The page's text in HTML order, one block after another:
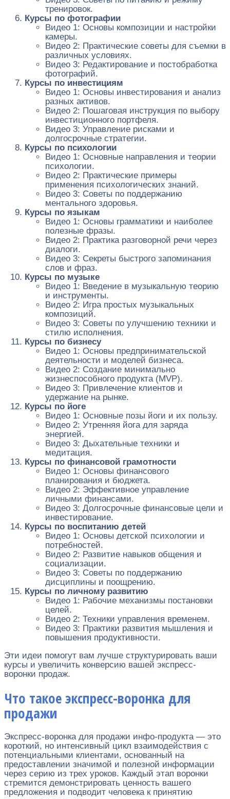
тренировок.
Курсы по фотографии
Видео 1: Основы композиции и настройки
камеры.
Видео 2: Практические советы для съемки в
различных условиях.
Видео 3: Редактирование и постобработка
фотографий.
Курсы по инвестициям
Видео 1: Основы инвестирования и анализ
разных активов.
Видео 2: Пошаговая инструкция по выбору
инвестиционного портфеля.
Видео 3: Управление рисками и
долгосрочные стратегии.
Курсы по психологии
Видео 1: Основные направления и теории
психологии.
Видео 2: Практические примеры
применения психологических знаний.
Видео 3: Советы по поддержанию
ментального здоровья.
Курсы по языкам
Видео 1: Основы грамматики и наиболее
полезные фразы.
Видео 2: Практика разговорной речи через
диалоги.
Видео 3: Секреты быстрого запоминания
слов и фраз.
Курсы по музыке
Видео 1: Введение в музыкальную теорию
и инструменты.
Видео 2: Игра простых музыкальных
композиций.
Видео 3: Советы по улучшению техники и
стилю исполнения.
Курсы по бизнесу
Видео 1: Основы предпринимательской
деятельности и моделей бизнеса.
Видео 2: Создание минимально
жизнеспособного продукта (MVP).
Видео 3: Привлечение клиентов и
удержание на рынке.
Курсы по йоге
Видео 1: Основные позы йоги и их пользу.
Видео 2: Утренняя йога для заряда
энергией.
Видео 3: Дыхательные техники и
медитация.
Курсы по финансовой грамотности
Видео 1: Основы финансового
планирования и бюджета.
Видео 2: Эффективное управление
личными финансами.
Видео 3: Долгосрочные финансовые цели и
инвестирование.
Курсы по воспитанию детей
Видео 1: Основы детской психологии и
потребностей.
Видео 2: Развитие навыков общения и
социализации.
Видео 3: Советы по поддержанию
дисциплины и поощрению.
Курсы по личному развитию
Видео 1: Рабочие механизмы постановки
целей.
Видео 2: Техники управления временем.
Видео 3: Практики развития мышления и
повышения продуктивности.
Эти идеи помогут вам лучше структурировать ваши
курсы и увеличить конверсию вашей экспресс-
воронки продаж.
Что такое экспресс-воронка для
продажи
Экспресс-воронка для продажи инфо-продукта — это
короткий, но интенсивный цикл взаимодействия с
потенциальными клиентами, основанный на
предоставлении значимой и полезной информации
через серию из трех уроков. Каждый этап воронки
стремится демонстрировать ценность вашего
предложения и подводит человека к принятию